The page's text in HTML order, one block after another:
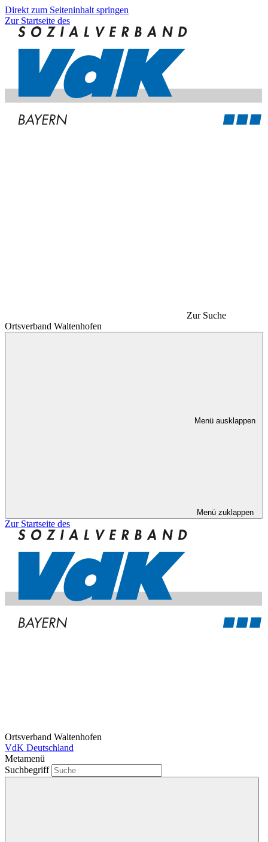
Direkt zum Seiteninhalt springen
Zur Startseite des
Zur Suche
Ortsverband Waltenhofen
Menü ausklappen
Menü zuklappen
Zur Startseite des
Ortsverband Waltenhofen
VdK Deutschland
Metamenü
Suchbegriff